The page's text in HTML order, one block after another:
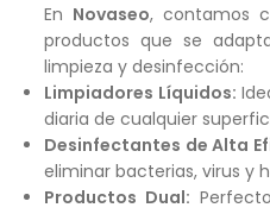
En Novaseo, contamos
productos que se
limpieza y desinfección:
Limpiadores Líquidos:
diaria de cualquier
Desinfectantes de Alta
eliminar bacterias, virus y
Productos Dual: